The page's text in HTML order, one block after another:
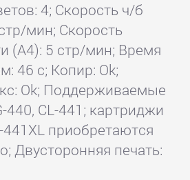
4; Скорость ч/б
мин; Скорость
(А4): 5 стр/мин; Время
46 с; Копир: Ok;
Ok; Поддерживаемые
440, CL-441; картриджи
441XL приобретаются
Двусторонняя печать: